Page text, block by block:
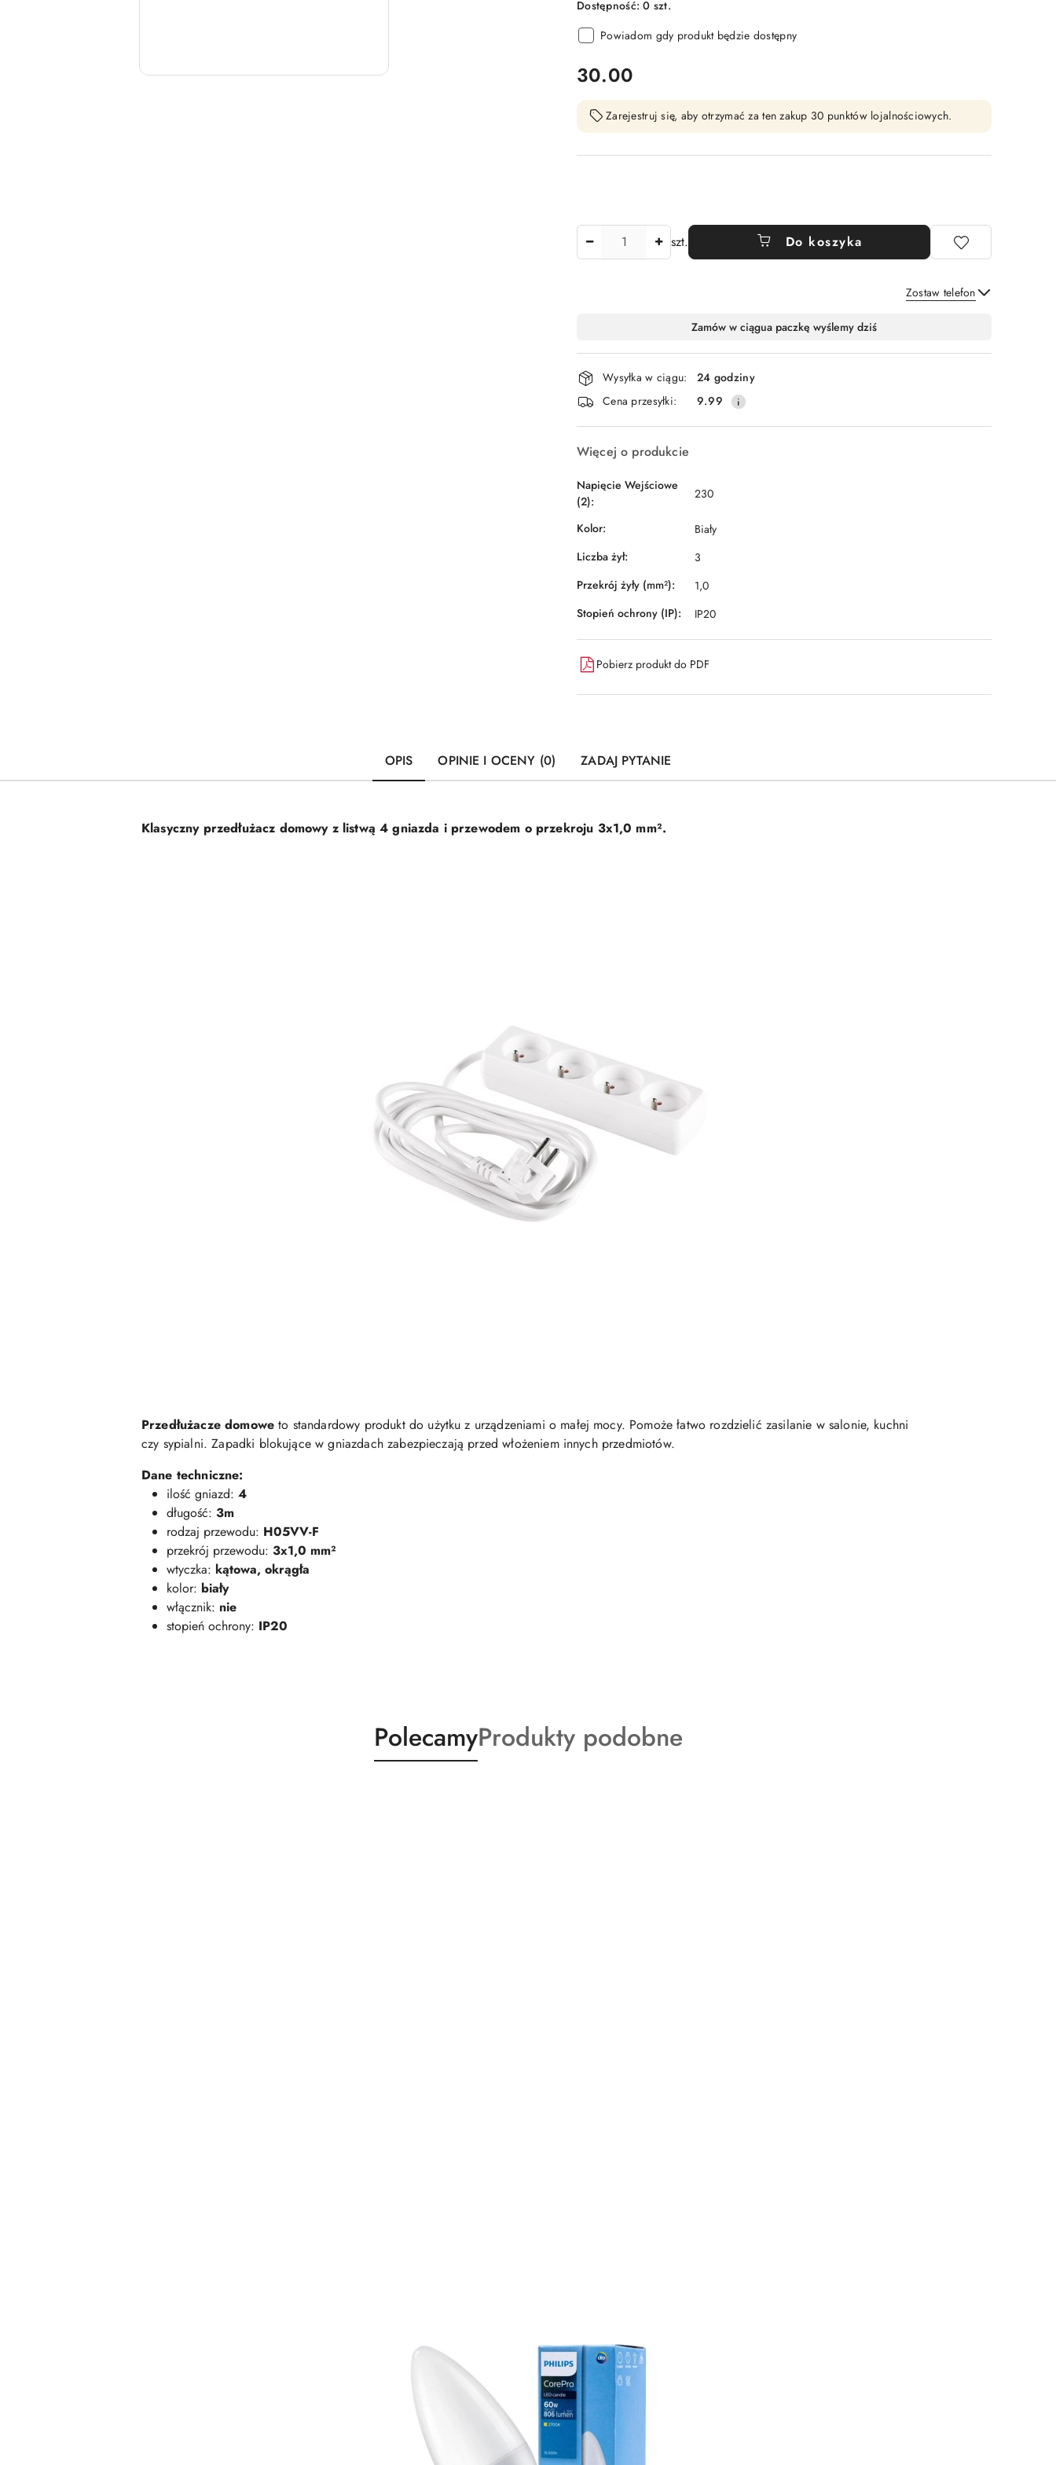
Dostępność:0 szt.
Powiadom gdy produkt będzie dostępny
cena:
30.00
Zarejestruj się, aby otrzymać za ten zakup 30 punktów lojalnościowych.
szt. Do koszyka
Zostaw telefon
i
dostawa
Zamów w ciągua paczkę wyślemy dziś
Wysyłka w ciągu:
24 godziny
Cena przesyłki:
9.99
Więcej o produkcie
Napięcie Wejściowe
(2):
230
Kolor:
Biały
Liczba żył:
3
Przekrój żyły (mm²):
1,0
Stopień ochrony (IP):
IP20
Pobierz produkt do PDF
OPIS OPINIE I OCENY (0) ZADAJ PYTANIE
Klasyczny przedłużacz domowy z listwą 4 gniazda i przewodem o przekroju 3x1,0 mm².
Przedłużacze domowe to standardowy produkt do użytku z urządzeniami o małej mocy. Pomoże łatwo rozdzielić zasilanie w salonie, kuchni
czy sypialni. Zapadki blokujące w gniazdach zabezpieczają przed włożeniem innych przedmiotów.
Dane techniczne:
ilość gniazd: 4
długość: 3m
rodzaj przewodu: H05VV-F
przekrój przewodu: 3x1,0 mm²
wtyczka: kątowa, okrągła
kolor: biały
włącznik: nie
stopień ochrony: IP20
Produkty
o
PolecamyProdukty
o
Produkty podobne